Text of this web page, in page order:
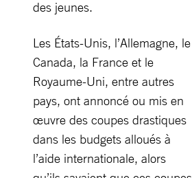
des jeunes.
Les États-Unis, l’Allemagne, le
Canada, la France et le
Royaume-Uni, entre autres
pays, ont annoncé ou mis en
œuvre des coupes drastiques
dans les budgets alloués à
l’aide internationale, alors